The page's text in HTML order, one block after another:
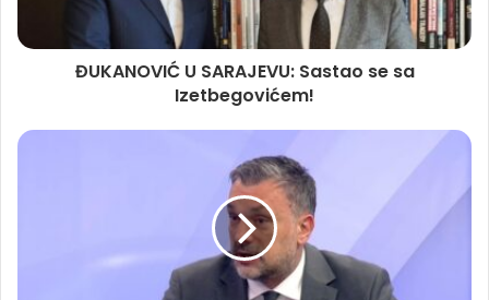
ĐUKANOVIĆ U SARAJEVU: Sastao se sa
Izetbegovićem!